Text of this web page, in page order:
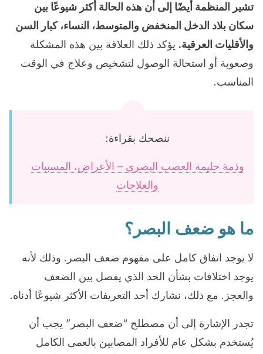
تشير المنظمة أيضًا إلى أن هذه الحالة أكثر شيوعًا بين
سكان بلاد الدخل المنخفض والمتوسط، النساء، كبار السن
والأقليات العرقية. يؤكد ذلك العلاقة بين هذه المشكلة
وصعوبة أو استحالة الوصول لتشخيص وعلاج في الوقت
المناسب.
ننصحك بقراءة:
وذمة حليمة العصب البصري – الأعراض، المسببات
والعلاجات
ما هو ضعف البصر؟
لا يوجد اتفاق كامل على مفهوم ضعف البصر. وذلك لأنه
يوجد اختلافات بشأن الحد الذي يفصل بين الضعف
والعجز. مع ذلك، نشارك أحد التعريفات الأكثر شيوعًا أدناه.
تجدر الإشارة إلى أن مصطلح “ضعف البصر” يجب أن
يُستخدم بشكل عام للأفراد المصابين بالعمى الكامل